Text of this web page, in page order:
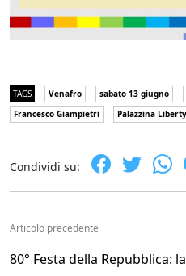
TAGS Venafro sabato 13 giugno
Francesco Giampietri
Palazzina Liberty
Condividi su:
Articolo precedente
80° Festa della Repubblica: